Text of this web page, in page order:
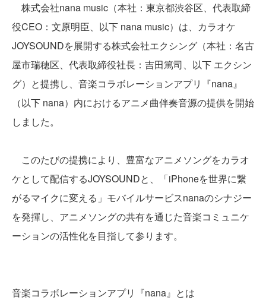
株式会社nana music（本社：東京都渋谷区、代表取締
役CEO：文原明臣、以下 nana music）は、カラオケ
JOYSOUNDを展開する株式会社エクシング（本社：名古
屋市瑞穂区、代表取締役社長：吉田篤司、以下 エクシン
グ）と提携し、音楽コラボレーションアプリ『nana』
（以下 nana）内におけるアニメ曲伴奏音源の提供を開始
しました。
このたびの提携により、豊富なアニメソングをカラオ
ケとして配信するJOYSOUNDと、「iPhoneを世界に繋
がるマイクに変える」モバイルサービスnanaのシナジー
を発揮し、アニメソングの共有を通じた音楽コミュニケ
ーションの活性化を目指して参ります。
音楽コラボレーションアプリ『nana』とは